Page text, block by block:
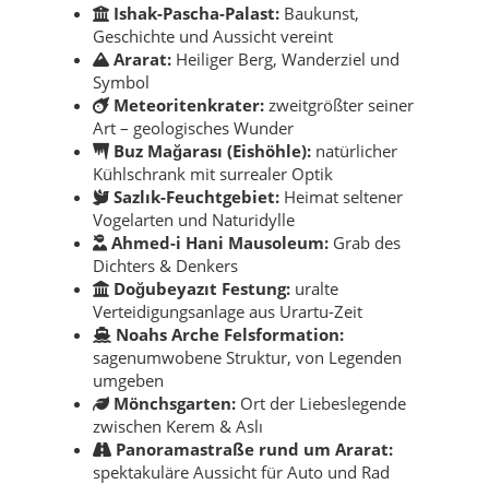
Ishak-Pascha-Palast: Baukunst,
Geschichte und Aussicht vereint
Ararat: Heiliger Berg, Wanderziel und
Symbol
Meteoritenkrater: zweitgrößter seiner
Art – geologisches Wunder
Buz Mağarası (Eishöhle): natürlicher
Kühlschrank mit surrealer Optik
Sazlık-Feuchtgebiet: Heimat seltener
Vogelarten und Naturidylle
Ahmed-i Hani Mausoleum: Grab des
Dichters & Denkers
Doğubeyazıt Festung: uralte
Verteidigungsanlage aus Urartu-Zeit
Noahs Arche Felsformation:
sagenumwobene Struktur, von Legenden
umgeben
Mönchsgarten: Ort der Liebeslegende
zwischen Kerem & Aslı
Panoramastraße rund um Ararat:
spektakuläre Aussicht für Auto und Rad